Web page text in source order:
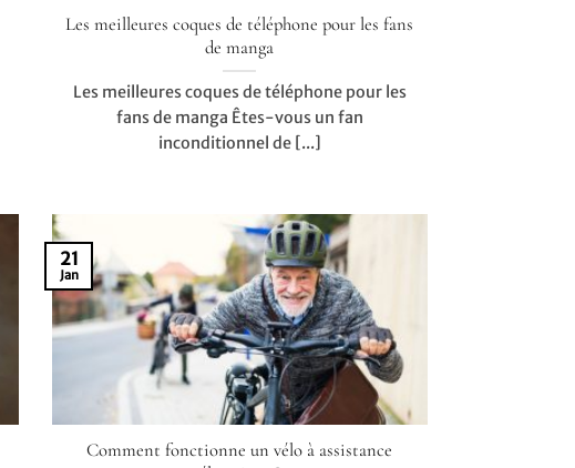
Les meilleures coques de téléphone pour les fans
de manga
Les meilleures coques de téléphone pour les
fans de manga Êtes-vous un fan
inconditionnel de [...]
Comment fonctionne un vélo à assistance
21
Jan